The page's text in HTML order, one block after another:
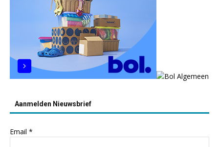
Aanmelden Nieuwsbrief
Email *